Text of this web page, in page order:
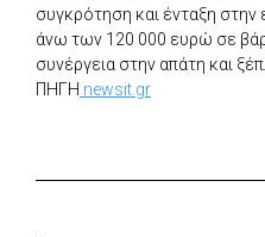
συγκρότηση και ένταξη
άνω των 120 000 ευρώ σε
συνέργεια στην απάτη και
ΠΗΓΗ newsit.gr